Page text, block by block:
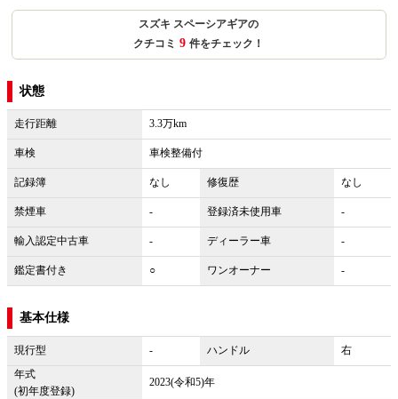
スズキ スペーシアギアの
クチコミ 9 件をチェック！
状態
走行距離 3.3万km
車検 車検整備付
記録簿 なし 修復歴 なし
禁煙車 - 登録済未使用車 -
輸入認定中古車 - ディーラー車 -
鑑定書付き ○ ワンオーナー -
基本仕様
現行型 - ハンドル
右
年式
(初年度登録)
2023(令和5)年